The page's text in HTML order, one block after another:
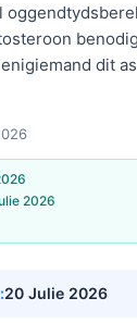
dit
2026
20 Julie 2026